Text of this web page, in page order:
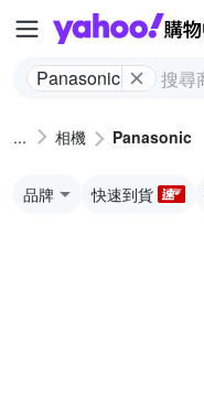
Panasonic
相機 Panasonic
品牌 快速到貨